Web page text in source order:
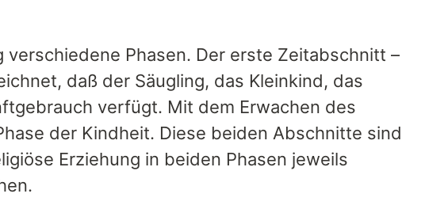
Phasen. Der erste Zeitabschnitt –
daß der Säugling, das Kleinkind, das
verfügt. Mit dem Erwachen des
der Kindheit. Diese beiden Abschnitte sind
Erziehung in beiden Phasen jeweils